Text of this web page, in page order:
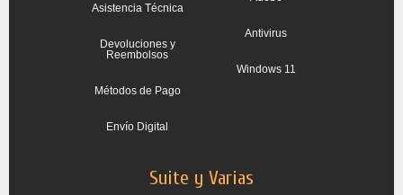
Asistencia Técnica
Devoluciones y
Reembolsos
Métodos de Pago
Envío Digital
Antivirus
Windows 11
Suite y Varias